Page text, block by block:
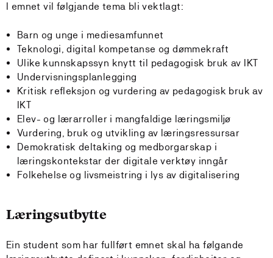
I emnet vil følgjande tema bli vektlagt:
Barn og unge i mediesamfunnet
Teknologi, digital kompetanse og dømmekraft
Ulike kunnskapssyn knytt til pedagogisk bruk av IKT
Undervisningsplanlegging
Kritisk refleksjon og vurdering av pedagogisk bruk av
IKT
Elev- og lærarroller i mangfaldige læringsmiljø
Vurdering, bruk og utvikling av læringsressursar
Demokratisk deltaking og medborgarskap i
læringskontekstar der digitale verktøy inngår
Folkehelse og livsmeistring i lys av digitalisering
Læringsutbytte
Ein student som har fullført emnet skal ha følgande